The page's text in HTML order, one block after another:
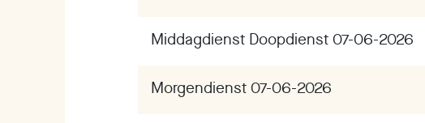
Middagdienst Doopdienst 07-06-2026
Morgendienst 07-06-2026